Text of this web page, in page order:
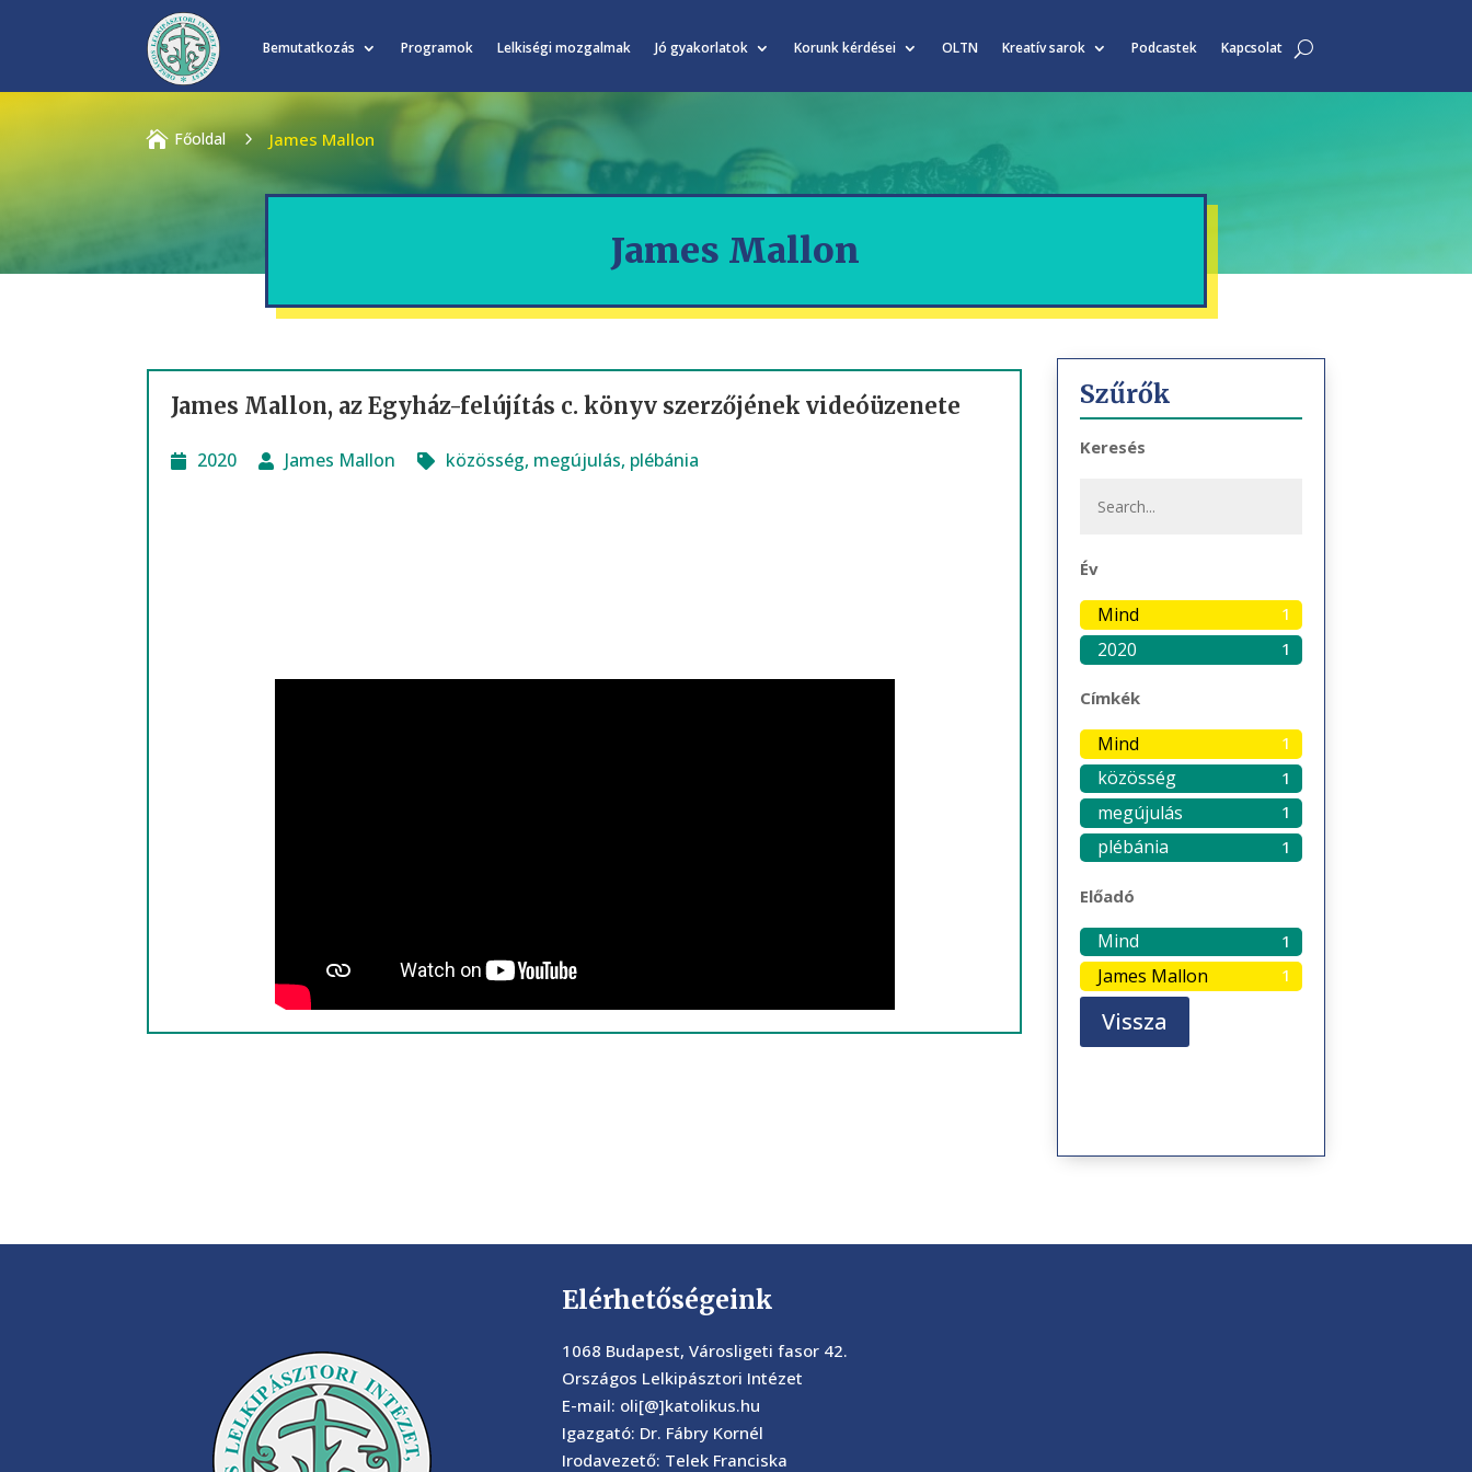
Bemutatkozás Programok Lelkiségi mozgalmak Jó gyakorlatok Korunk kérdései OLTN Kreatív sarok Podcastek Kapcsolat
 Főoldal 5 James Mallon
James Mallon
James Mallon, az Egyház-felújítás c. könyv szerzőjének videóüzenete
2020 James Mallon közösség, megújulás, plébánia
Szűrők
Keresés
Év
Mind 1
2020 1
Címkék
Mind 1
közösség 1
megújulás 1
plébánia 1
Előadó
Mind 1
James Mallon 1
Vissza
Elérhetőségeink
1068 Budapest, Városligeti fasor 42.
Országos Lelkipásztori Intézet
E-mail: oli[@]katolikus.hu
Igazgató: Dr. Fábry Kornél
Irodavezető: Telek Franciska